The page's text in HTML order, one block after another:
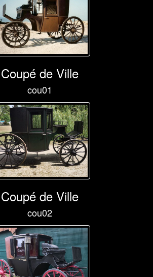
Coupé de Ville
cou01
Coupé de Ville
cou02